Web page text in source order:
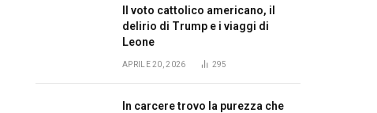
Il voto cattolico americano, il
delirio di Trump e i viaggi di
Leone
APRILE 20, 2026 295
In carcere trovo la purezza che